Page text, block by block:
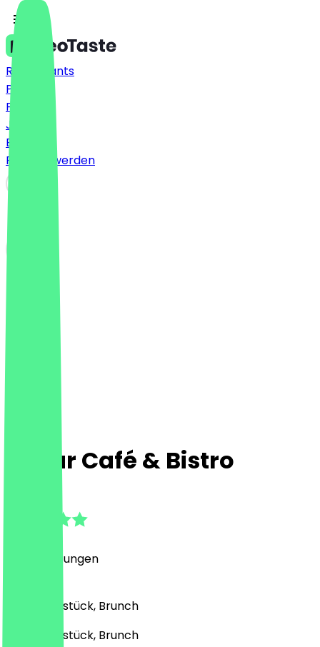
Restaurants
Preise
FAQ
Jobs
Blog
Partner werden
D'four Café & Bistro
Bewertungen
Café, Frühstück, Brunch
Café, Frühstück, Brunch